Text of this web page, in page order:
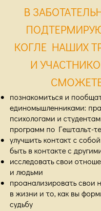
В
КОГЛЕ НАШИХ
И
познакомиться и
единомышленниками:
психологами и
программ по Гештальт-
улучшить контакт с
быть в контакте с
исследовать свои
и людьми
проанализировать свои
в жизни и то, как вы
судьбу